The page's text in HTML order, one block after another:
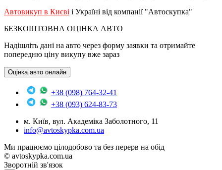
Автовикуп в Києві і Україні від компанії "Автоскупка"
БЕЗКОШТОВНА ОЦІНКА АВТО
Надішліть дані на авто через форму заявки та отримайте
попередню ціну викупу вже зараз
Оцінка авто онлайн
+38 (098) 764-32-41
+38 (093) 624-83-73
м. Київ, вул. Академіка Заболотного, 11
info@avtoskypka.com.ua
Ми працюємо цілодобово та без перерв на обід
© avtoskypka.com.ua
Зворотній зв'язок